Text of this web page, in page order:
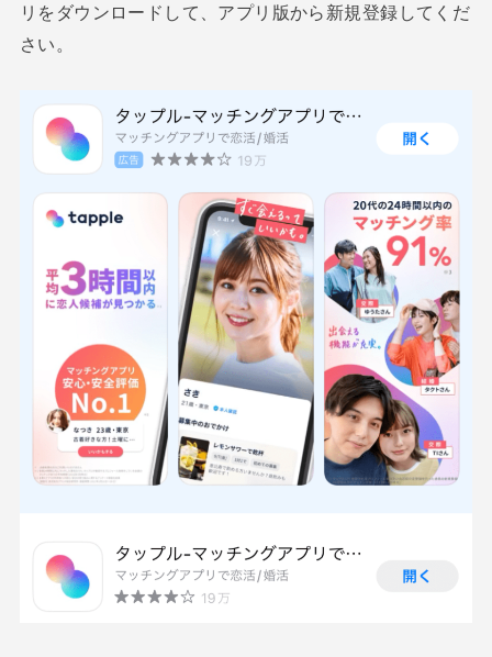
リをダウンロードして、アプリ版から新規登録してくだ
さい。